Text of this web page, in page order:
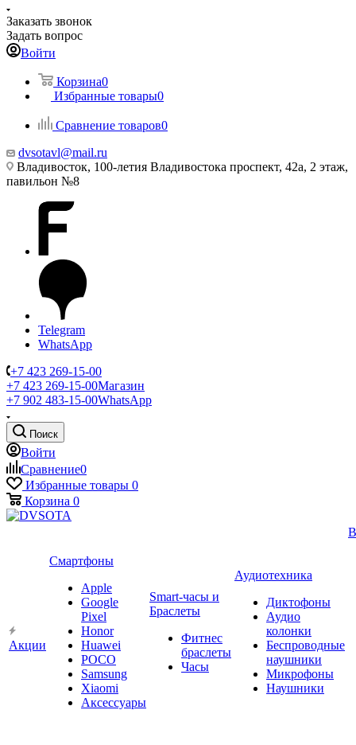
Заказать звонок
Задать вопрос
Войти
Корзина0
Избранные товары0
Сравнение товаров0
dvsotavl@mail.ru
Владивосток, 100-летия Владивостока проспект, 42а, 2 этаж,
павильон №8
Telegram
WhatsApp
+7 423 269-15-00
+7 423 269-15-00Магазин
+7 902 483-15-00WhatsApp
Поиск
Войти
Сравнение0
Избранные товары 0
Корзина 0
Акции
Смартфоны
Apple
Google
Pixel
Honor
Huawei
POCO
Samsung
Xiaomi
Аксессуары
Smart-часы и
Браслеты
Фитнес
браслеты
Часы
Аудиотехника
Диктофоны
Аудио
колонки
Беспроводные
наушники
Микрофоны
Наушники